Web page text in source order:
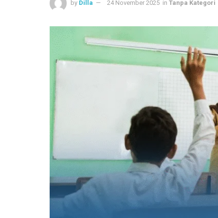
by Dilla 24 November 2025 in Tanpa Kategori